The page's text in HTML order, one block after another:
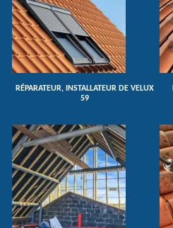
RÉPARATEUR, INSTALLATEUR DE VELUX
59